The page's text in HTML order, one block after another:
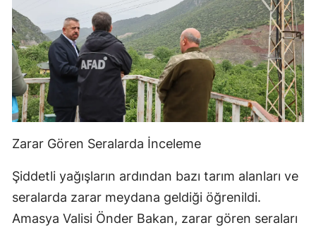
Zarar Gören Seralarda İnceleme
Şiddetli yağışların ardından bazı tarım alanları ve
seralarda zarar meydana geldiği öğrenildi.
Amasya Valisi Önder Bakan, zarar gören seraları